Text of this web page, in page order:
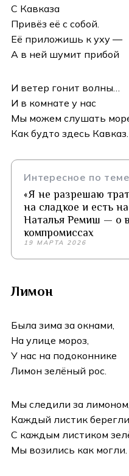
С Кавказа
Привёз её с собой.
Её приложишь к уху —
А в ней шумит прибой
И ветер гонит волны…
И в комнате у нас
Мы можем слушать
Как будто здесь Кавказ.
Интересное по теме
«Я не разрешаю
на сладкое и есть
Наталья Ремиш — о
компромиссах
19 МАРТА 2026
Лимон
Была зима за окнами,
На улице мороз,
У нас на подоконнике
Лимон зелёный рос.
Мы следили за лимоном,
Каждый листик берегли,
С каждым листиком
Мы возились как могли.